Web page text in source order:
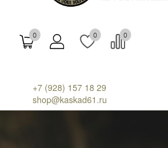
0 0 0
+7 (928) 157 18 29
shop@kaskad61.ru